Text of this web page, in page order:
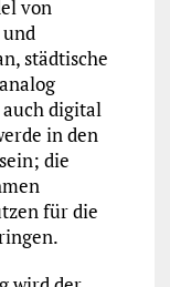
von
städtische
digital
in den
die
für die